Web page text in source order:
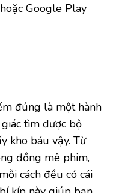
Google Play
đúng là một hành
tìm được bộ
kho báu vậy. Từ
đồng mê phim,
cách đều có cái